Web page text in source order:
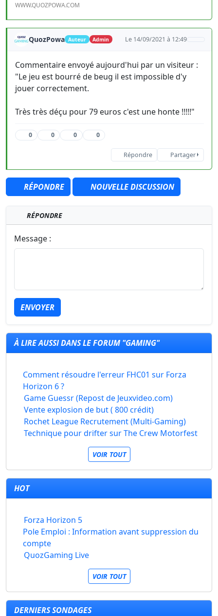
WWW.QUOZPOWA.COM
QuozPowa Auteur Admin Le 14/09/2021 à 12:49
Commentaire envoyé aujourd'hui par un visiteur :
"Le jeu est bourré de beug il est impossible d'y
jouer correctement.
Très très déçu pour 79 euros c'est une honte !!!!!"
0 0 0 0
Répondre Partager
RÉPONDRE NOUVELLE DISCUSSION
RÉPONDRE
Message :
ENVOYER
À LIRE AUSSI DANS LE FORUM "GAMING"
Comment résoudre l'erreur FHC01 sur Forza
Horizon 6 ?
Game Guessr (Repost de Jeuxvideo.com)
Vente explosion de but ( 800 crédit)
Rochet League Recrutement (Multi-Gaming)
Technique pour drifter sur The Crew Motorfest
VOIR TOUT
HOT
Forza Horizon 5
Pole Emploi : Information avant suppression du
compte
QuozGaming Live
VOIR TOUT
DERNIERS SONDAGES